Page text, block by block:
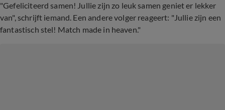
"Gefeliciteerd samen! Jullie zijn zo leuk samen geniet er lekker
van", schrijft iemand. Een andere volger reageert: "Jullie zijn een
fantastisch stel! Match made in heaven."